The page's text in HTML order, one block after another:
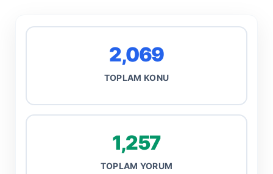
2,069
TOPLAM KONU
1,257
TOPLAM YORUM